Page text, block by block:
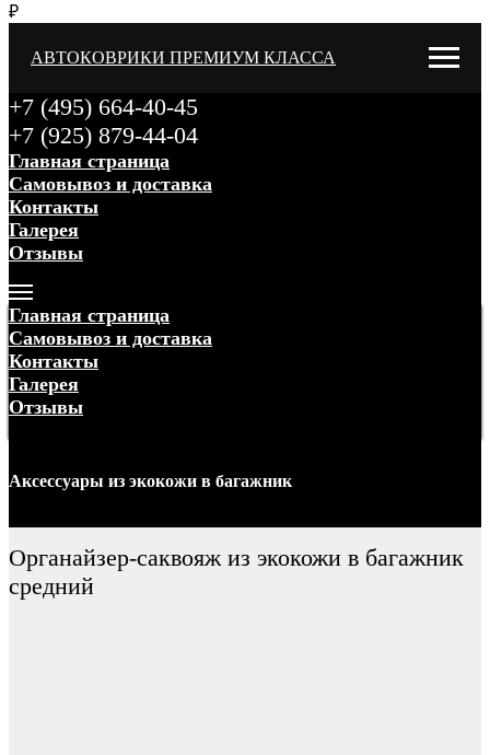
₽
АВТОКОВРИКИ ПРЕМИУМ КЛАССА
+7 (495) 664-40-45
+7 (925) 879-44-04
Главная страница
Самовывоз и доставка
Контакты
Галерея
Отзывы
Главная страница
Самовывоз и доставка
Контакты
Галерея
Отзывы
Аксессуары из экокожи в багажник
Органайзер-саквояж из экокожи в багажник
средний